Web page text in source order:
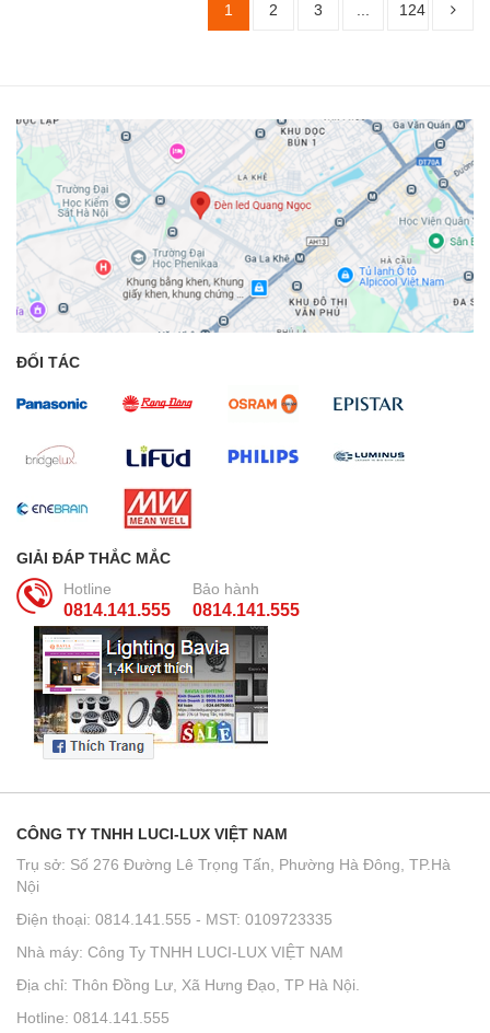
1 2 3 124
ĐỐI TÁC
GIẢI ĐÁP THẮC MẮC
Hotline
0814.141.555
Bảo hành
0814.141.555
CÔNG TY TNHH LUCI-LUX VIỆT NAM
Trụ sở: Số 276 Đường Lê Trọng Tấn, Phường Hà Đông, TP.Hà
Nội
Điện thoại: 0814.141.555 - MST: 0109723335
Nhà máy: Công Ty TNHH LUCI-LUX VIỆT NAM
Địa chỉ: Thôn Đồng Lư, Xã Hưng Đạo, TP Hà Nội.
Hotline: 0814.141.555